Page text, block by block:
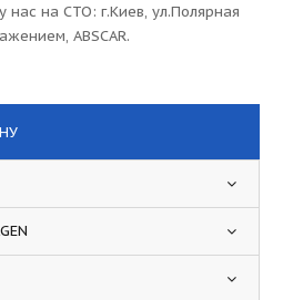
у нас на СТО: г.Киев, ул.Полярная
ABSCAR.